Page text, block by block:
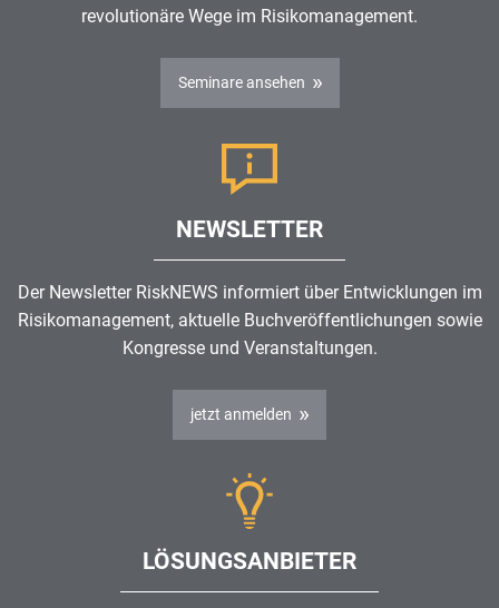
revolutionäre Wege im Risikomanagement.
Seminare ansehen
NEWSLETTER
Der Newsletter RiskNEWS informiert über Entwicklungen im
Risikomanagement, aktuelle Buchveröffentlichungen sowie
Kongresse und Veranstaltungen.
jetzt anmelden
LÖSUNGSANBIETER